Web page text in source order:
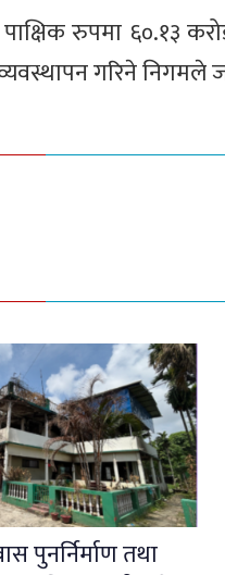
पाक्षिक रुपमा ६०.१३
गरिने निगमले
पुनर्निर्माण तथा